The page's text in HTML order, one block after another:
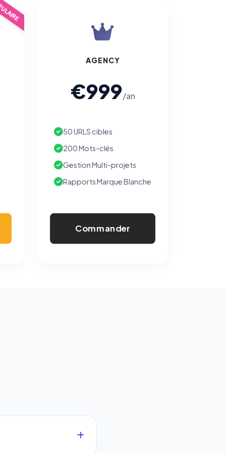
AGENCY
€999/an
50 URLS cibles
200 Mots-clés
Gestion Multi-projets
Rapports Marque Blanche
Commander